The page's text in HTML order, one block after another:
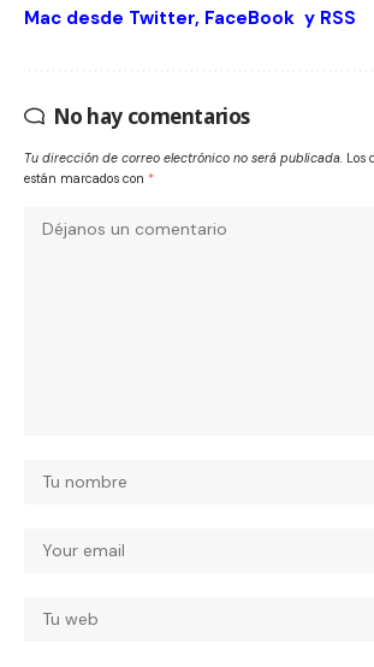
Mac desde Twitter, FaceBook y RSS
No hay comentarios
Tu dirección de correo electrónico no será publicada. Los
están marcados con *